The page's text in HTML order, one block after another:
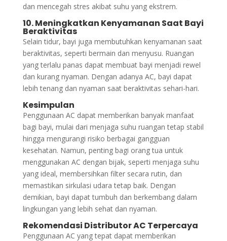
dan mencegah stres akibat suhu yang ekstrem.
10. Meningkatkan Kenyamanan Saat Bayi
Beraktivitas
Selain tidur, bayi juga membutuhkan kenyamanan saat
beraktivitas, seperti bermain dan menyusu. Ruangan
yang terlalu panas dapat membuat bayi menjadi rewel
dan kurang nyaman. Dengan adanya AC, bayi dapat
lebih tenang dan nyaman saat beraktivitas sehari-hari.
Kesimpulan
Penggunaan AC dapat memberikan banyak manfaat
bagi bayi, mulai dari menjaga suhu ruangan tetap stabil
hingga mengurangi risiko berbagai gangguan
kesehatan. Namun, penting bagi orang tua untuk
menggunakan AC dengan bijak, seperti menjaga suhu
yang ideal, membersihkan filter secara rutin, dan
memastikan sirkulasi udara tetap baik. Dengan
demikian, bayi dapat tumbuh dan berkembang dalam
lingkungan yang lebih sehat dan nyaman.
Rekomendasi Distributor AC Terpercaya
Penggunaan AC yang tepat dapat memberikan